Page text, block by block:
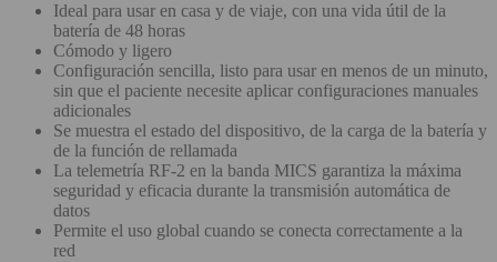
Ideal para usar en casa y de viaje, con una vida útil de la
batería de 48 horas
Cómodo y ligero
Configuración sencilla, listo para usar en menos de un minuto,
sin que el paciente necesite aplicar configuraciones manuales
adicionales
Se muestra el estado del dispositivo, de la carga de la batería y
de la función de rellamada
La telemetría RF-2 en la banda MICS garantiza la máxima
seguridad y eficacia durante la transmisión automática de
datos
Permite el uso global cuando se conecta correctamente a la
red